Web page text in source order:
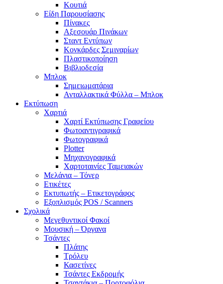
Κουτιά
Είδη Παρουσίασης
Πίνακες
Αξεσουάρ Πινάκων
Σταντ Εντύπων
Κονκάρδες Σεμιναρίων
Πλαστικοποίηση
Βιβλιοδεσία
Μπλοκ
Σημειωματάρια
Ανταλλακτικά Φύλλα – Μπλοκ
Εκτύπωση
Χαρτιά
Χαρτί Εκτύπωσης Γραφείου
Φωτοαντιγραφικά
Φωτογραφικά
Plotter
Μηχανογραφικά
Χαρτοταινίες Ταμειακών
Μελάνια – Τόνερ
Ετικέτες
Εκτυπωτής – Ετικετογράφος
Εξοπλισμός POS / Scanners
Σχολικά
Μεγεθυντικοί Φακοί
Μουσική – Όργανα
Τσάντες
Πλάτης
Τρόλευ
Κασετίνες
Τσάντες Εκδρομής